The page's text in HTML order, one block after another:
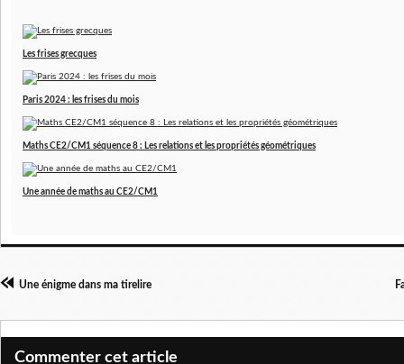
Les frises grecques
Paris 2024 : les frises du mois
Maths CE2/CM1 séquence 8 : Les relations et les propriétés géométriques
Une année de maths au CE2/CM1
Une énigme dans ma tirelire
Commenter cet article